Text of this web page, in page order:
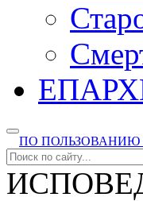
ПО